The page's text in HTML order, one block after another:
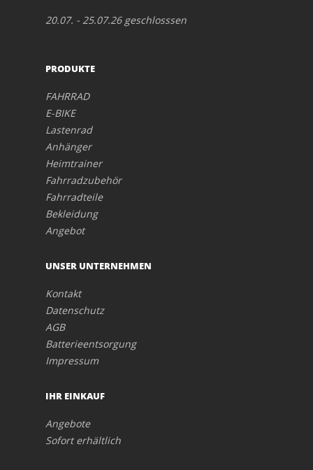
20.07. - 25.07.26 geschlosssen
PRODUKTE
FAHRRAD
E-BIKE
Lastenrad
Anhänger
Heimtrainer
Fahrradzubehör
Fahrradteile
Bekleidung
Angebot
UNSER UNTERNEHMEN
Kontakt
Datenschutz
AGB
Batterieentsorgung
Impressum
IHR EINKAUF
Angebote
Sofort erhältlich